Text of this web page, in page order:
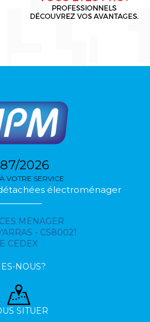
2026
VOTRE SERVICE
électroménager
MENAGER
- CS80021
CEDEX
NOUS?
SITUER